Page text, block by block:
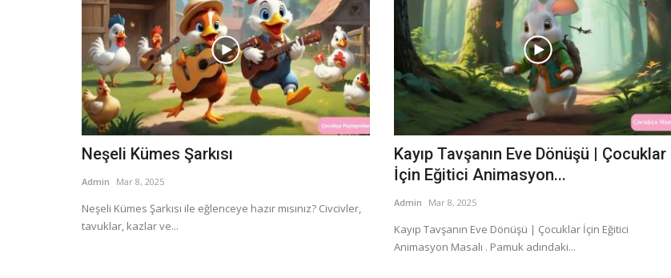
Neşeli Kümes Şarkısı
Admin Mar 8, 2025
Neşeli Kümes Şarkısı ile eğlenceye hazır mısınız? Civcivler,
tavuklar, kazlar ve...
Kayıp Tavşanın Eve Dönüşü | Çocuklar
İçin Eğitici Animasyon...
Admin Mar 8, 2025
Kayıp Tavşanın Eve Dönüşü | Çocuklar İçin Eğitici
Animasyon Masalı . Pamuk adındaki...